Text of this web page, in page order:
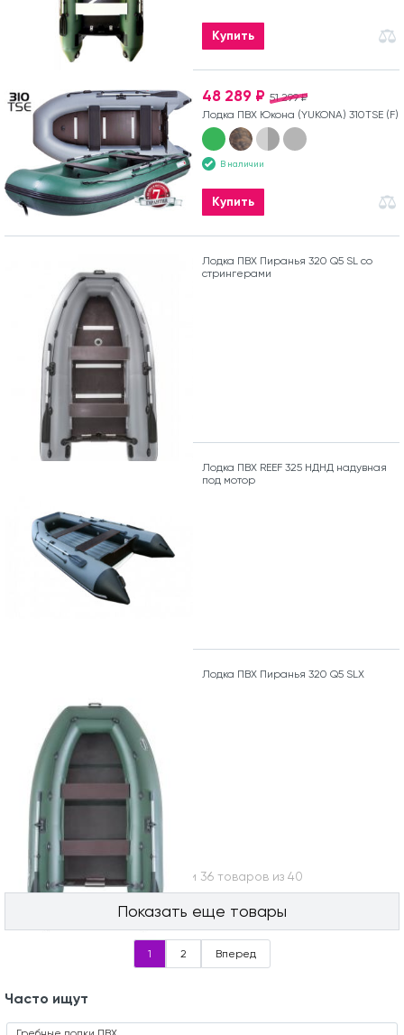
Купить
51 299 ₽
48 289 ₽
Лодка ПВХ Юкона (YUKONA) 310TSE (F)
В наличии
Купить
Лодка ПВХ Пиранья 320 Q5 SL со
стрингерами
Лодка ПВХ REEF 325 НДНД надувная
под мотор
Лодка ПВХ Пиранья 320 Q5 SLХ
Вы посмотрели 36 товаров из 40
Показать еще товары
1 2 Вперед
Часто ищут